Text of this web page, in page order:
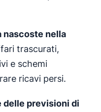
nascoste nella
trascurati,
e schemi
ricavi persi.
delle previsioni di